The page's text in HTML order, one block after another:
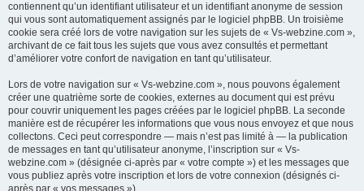
contiennent qu’un identifiant utilisateur et un identifiant anonyme de session
qui vous sont automatiquement assignés par le logiciel phpBB. Un troisième
cookie sera créé lors de votre navigation sur les sujets de « Vs-webzine.com »,
archivant de ce fait tous les sujets que vous avez consultés et permettant
d’améliorer votre confort de navigation en tant qu’utilisateur.
Lors de votre navigation sur « Vs-webzine.com », nous pouvons également
créer une quatrième sorte de cookies, externes au document qui est prévu
pour couvrir uniquement les pages créées par le logiciel phpBB. La seconde
manière est de récupérer les informations que vous nous envoyez et que nous
collectons. Ceci peut correspondre — mais n’est pas limité à — la publication
de messages en tant qu’utilisateur anonyme, l’inscription sur « Vs-
webzine.com » (désignée ci-après par « votre compte ») et les messages que
vous publiez après votre inscription et lors de votre connexion (désignés ci-
après par « vos messages »).